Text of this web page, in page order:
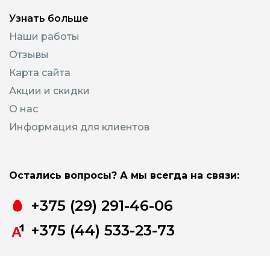
Узнать больше
Наши работы
Отзывы
Карта сайта
Акции и скидки
О нас
Информация для клиентов
Остались вопросы? А мы всегда на связи:
+375 (29) 291-46-06
+375 (44) 533-23-73